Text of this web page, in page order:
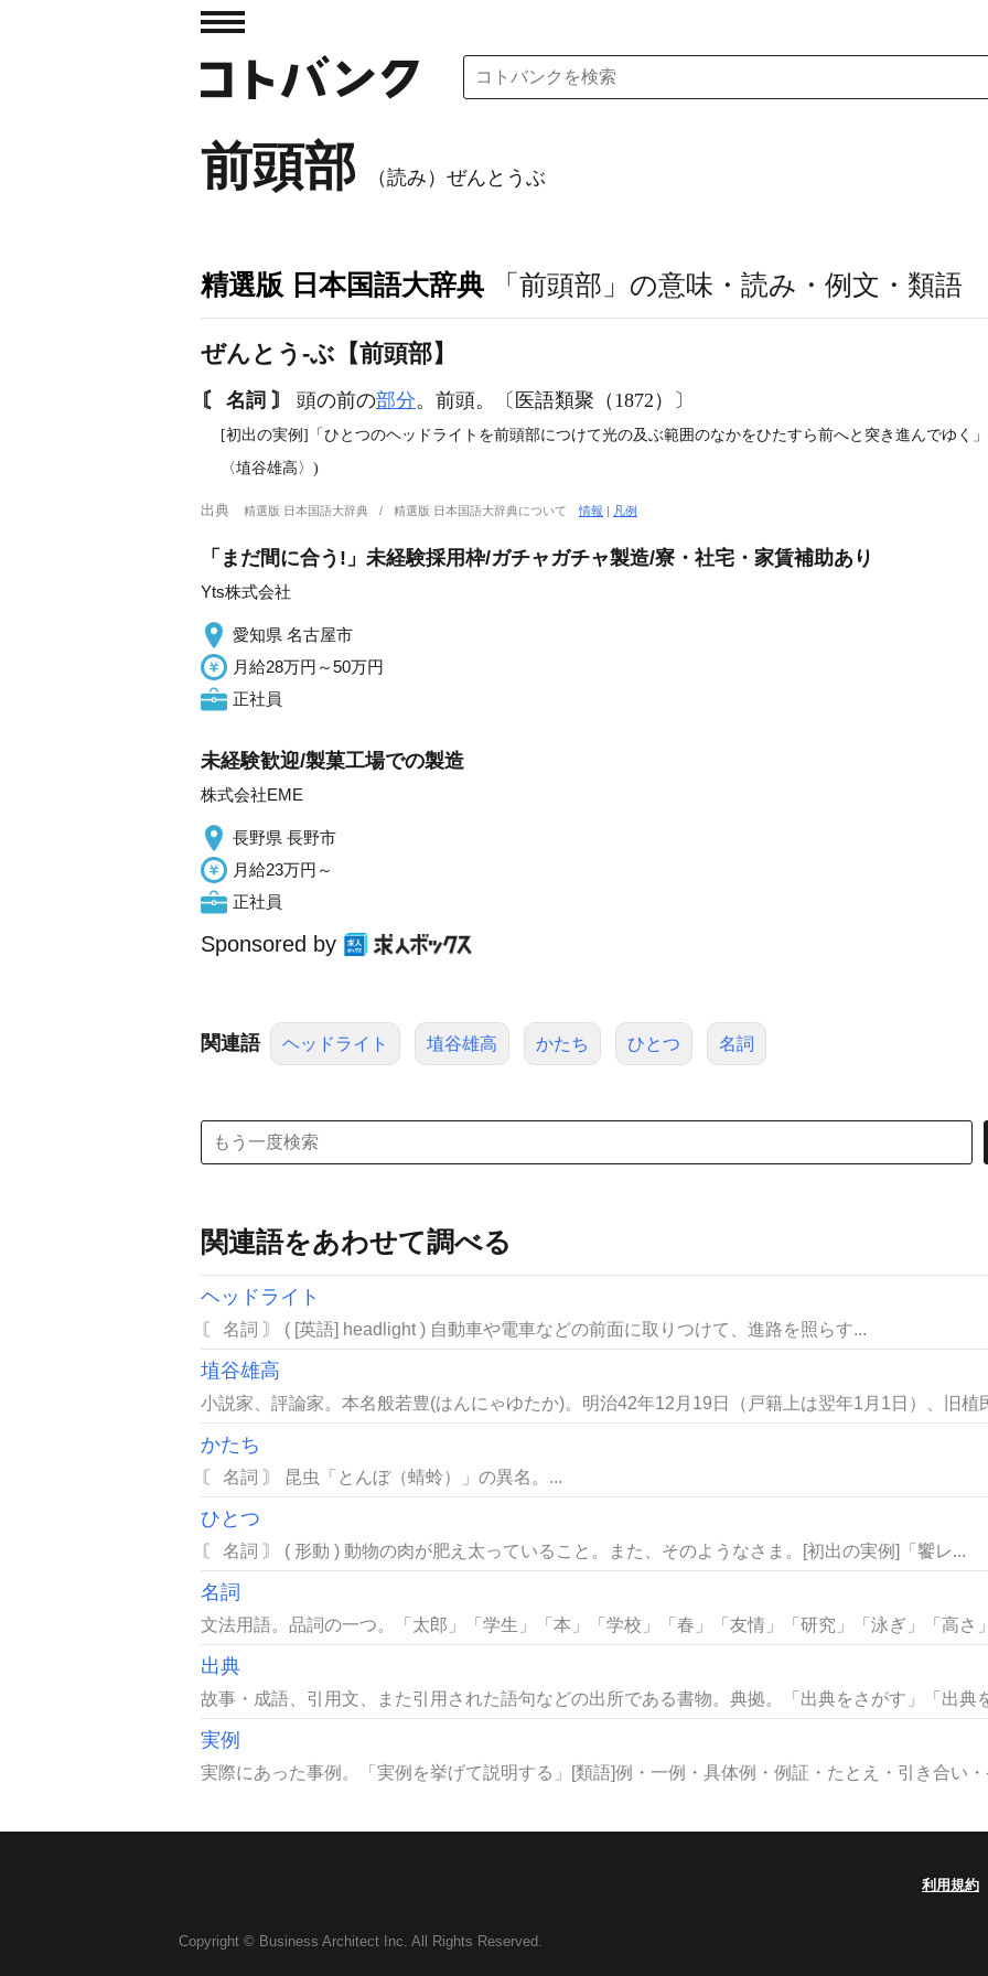
前頭部 （読み）ぜんとうぶ
精選版 日本国語大辞典 「前頭部」の意味・読み・例文・類語
ぜんとう‐ぶ【前頭部】
〘 名詞 〙 頭の前の部分。前頭。〔医語類聚（1872）〕
[初出の実例]「ひとつのヘッドライトを前頭部につけて光の及ぶ範囲のなかをひたすら前へと突き進んでゆく」
〈埴谷雄高〉)
出典 精選版 日本国語大辞典 精選版 日本国語大辞典について情報 | 凡例
「まだ間に合う!」未経験採用枠/ガチャガチャ製造/寮・社宅・家賃補助あり
Yts株式会社
愛知県 名古屋市
月給28万円～50万円
正社員
未経験歓迎/製菓工場での製造
株式会社EME
長野県 長野市
月給23万円～
正社員
Sponsored by
関連語 ヘッドライト 埴谷雄高 かたち ひとつ 名詞
関連語をあわせて調べる
ヘッドライト
〘 名詞 〙 ( [英語] headlight ) 自動車や電車などの前面に取りつけて、進路を照らす...
埴谷雄高
小説家、評論家。本名般若豊(はんにゃゆたか)。明治42年12月19日（戸籍上は翌年1月1日）、旧植
かたち
〘 名詞 〙 昆虫「とんぼ（蜻蛉）」の異名。...
ひとつ
〘 名詞 〙 ( 形動 ) 動物の肉が肥え太っていること。また、そのようなさま。[初出の実例]「饗レ...
名詞
文法用語。品詞の一つ。「太郎」「学生」「本」「学校」「春」「友情」「研究」「泳ぎ」「高さ
出典
故事・成語、引用文、また引用された語句などの出所である書物。典拠。「出典をさがす」「出典
実例
実際にあった事例。「実例を挙げて説明する」[類語]例・一例・具体例・例証・たとえ・引き合い
利用規約
Copyright © Business Architect Inc. All Rights Reserved.